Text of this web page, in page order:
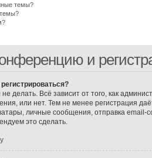
темы?
и
делать. Всё зависит от того, как
или нет. Тем не менее регистрация
личные сообщения, отправка email-
это сделать.